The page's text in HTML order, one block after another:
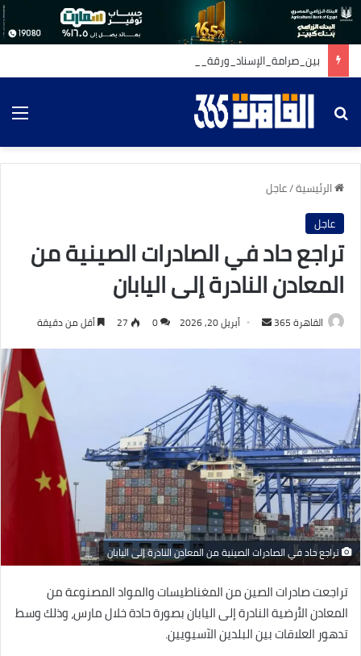
بين_صرامة_الإسناد_ورقة_القلوب
بحث عن
الرئيسية/عاجل
عاجل
تراجع حاد في الصادرات الصينية من
المعادن النادرة إلى اليابان
القاهرة 365
أرسل أبريل 20, 2026 0
27 أقل من دقيقة
تراجع حاد في الصادرات الصينية من المعادن النادرة إلى اليابان
تراجعت صادرات الصين من المغناطيسات والمواد المصنوعة من
المعادن الأرضية النادرة إلى اليابان بصورة حادة خلال مارس، وذلك وسط
تدهور العلاقات بين البلدين الآسيويين.